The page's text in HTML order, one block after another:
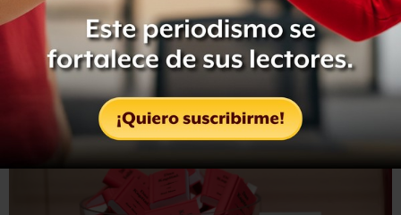
"No es responsable de lo que las personas hicieron con
sus ideas. Es verdad que Tréveris ignoró a Marx durante
casi 200 años, pero después de la caída del Muro de
Berlín, la mayoría de los residentes aceptaron a Marx
como un famoso hijo de la ciudad", señala.